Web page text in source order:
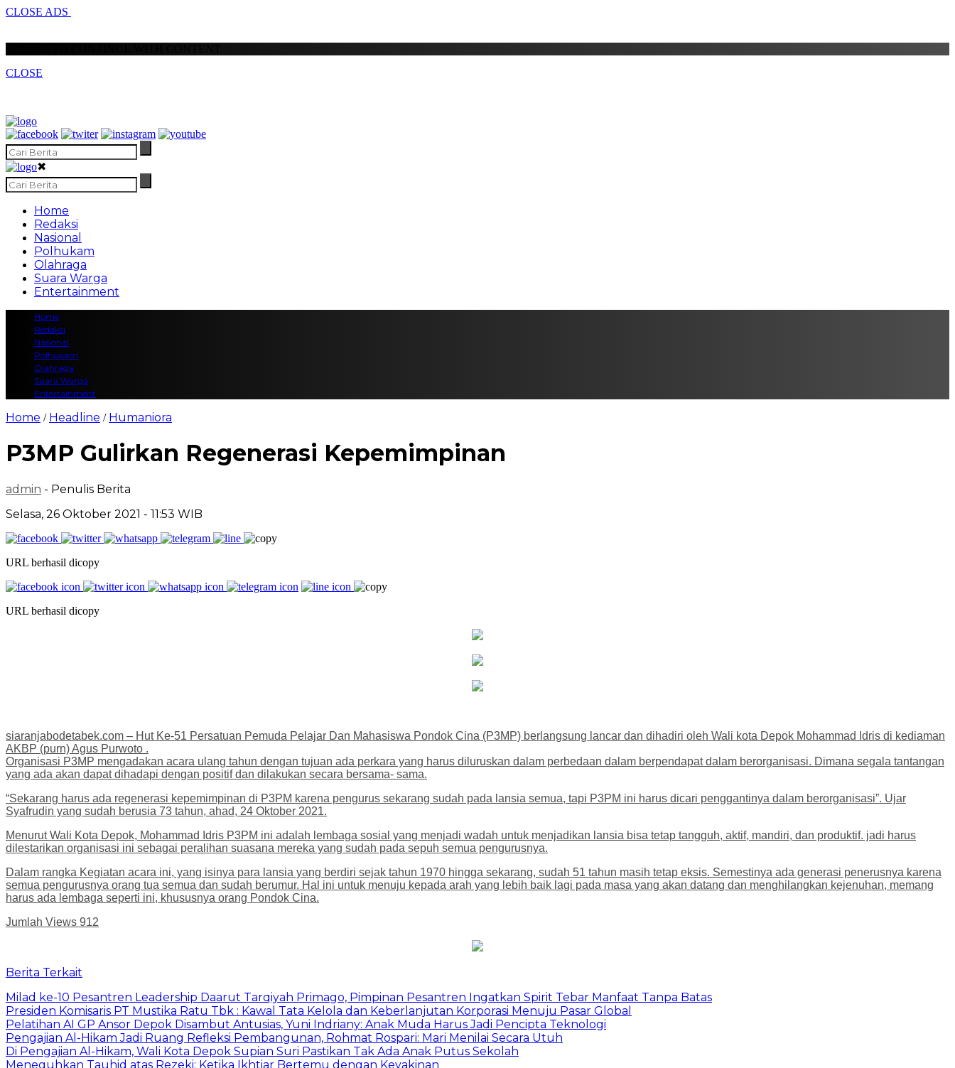
CLOSE ADS
CLOSE
✖
Home
Redaksi
Nasional
Polhukam
Olahraga
Suara Warga
Entertainment
Home
Redaksi
Nasional
Polhukam
Olahraga
Suara Warga
Entertainment
Home / Headline / Humaniora
P3MP Gulirkan Regenerasi Kepemimpinan
admin - Penulis Berita
Selasa, 26 Oktober 2021 - 11:53 WIB
URL berhasil dicopy
URL berhasil dicopy
siaranjabodetabek.com – Hut Ke-51 Persatuan Pemuda Pelajar Dan Mahasiswa Pondok Cina (P3MP) berlangsung lancar dan dihadiri oleh Wali kota Depok Mohammad Idris di kediaman
AKBP (purn) Agus Purwoto .
Organisasi P3MP mengadakan acara ulang tahun dengan tujuan ada perkara yang harus diluruskan dalam perbedaan dalam berpendapat dalam berorganisasi. Dimana segala tantangan
yang ada akan dapat dihadapi dengan positif dan dilakukan secara bersama- sama.
“Sekarang harus ada regenerasi kepemimpinan di P3PM karena pengurus sekarang sudah pada lansia semua, tapi P3PM ini harus dicari penggantinya dalam berorganisasi”. Ujar
Syafrudin yang sudah berusia 73 tahun, ahad, 24 Oktober 2021.
Menurut Wali Kota Depok, Mohammad Idris P3PM ini adalah lembaga sosial yang menjadi wadah untuk menjadikan lansia bisa tetap tangguh, aktif, mandiri, dan produktif. jadi harus
dilestarikan organisasi ini sebagai peralihan suasana mereka yang sudah pada sepuh semua pengurusnya.
Dalam rangka Kegiatan acara ini, yang isinya para lansia yang berdiri sejak tahun 1970 hingga sekarang, sudah 51 tahun masih tetap eksis. Semestinya ada generasi penerusnya karena
semua pengurusnya orang tua semua dan sudah berumur. Hal ini untuk menuju kepada arah yang lebih baik lagi pada masa yang akan datang dan menghilangkan kejenuhan, memang
harus ada lembaga seperti ini, khususnya orang Pondok Cina.
Jumlah Views 912
Berita Terkait
Milad ke-10 Pesantren Leadership Daarut Tarqiyah Primago, Pimpinan Pesantren Ingatkan Spirit Tebar Manfaat Tanpa Batas
Presiden Komisaris PT Mustika Ratu Tbk : Kawal Tata Kelola dan Keberlanjutan Korporasi Menuju Pasar Global
Pelatihan AI GP Ansor Depok Disambut Antusias, Yuni Indriany: Anak Muda Harus Jadi Pencipta Teknologi
Pengajian Al-Hikam Jadi Ruang Refleksi Pembangunan, Rohmat Rospari: Mari Menilai Secara Utuh
Di Pengajian Al-Hikam, Wali Kota Depok Supian Suri Pastikan Tak Ada Anak Putus Sekolah
Meneguhkan Tauhid atas Rezeki: Ketika Ikhtiar Bertemu dengan Keyakinan